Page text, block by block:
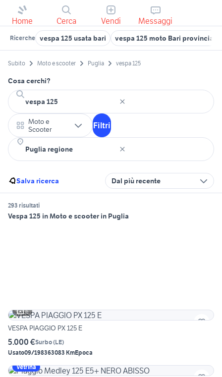
Home Cerca Vendi Messaggi
Ricerche vespa 125 usata bari vespa 125 moto Bari provincia
Subito Moto e scooter Puglia vespa 125
Cosa cerchi?
Moto e
Scooter
Filtri
Salva ricerca Dal più recente
293 risultati
Vespa 125 in Moto e scooter in Puglia
6
VESPA PIAGGIO PX 125 E
5.000 €Surbo(LE)
Usato09/198363083 KmEpoca
Vetrina